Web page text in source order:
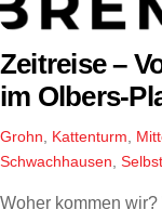
Zeitreise –
im Olbers-
Grohn Kattenturm
Schwachhausen
Woher kommen